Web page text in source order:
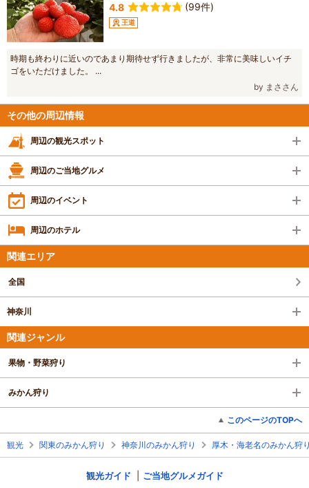
4.8 (99件)
王道
時期も終わりに近いのであまり期待せず行きましたが、非常に美味しいイチ
ゴをいただけました。 ...
by まささん
その他の周辺情報
周辺の観光スポット
周辺のご当地グルメ
周辺のイベント
周辺のホテル
関連エリア
全国
神奈川
関連ジャンル
果物・野菜狩り
みかん狩り
このページのTOPへ
観光 関東のみかん狩り 神奈川のみかん狩り 厚木・海老名のみかん狩
観光ガイド ご当地グルメガイド